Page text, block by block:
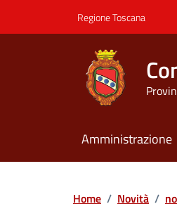
Regione Toscana
Amministrazione
Home / Novità /